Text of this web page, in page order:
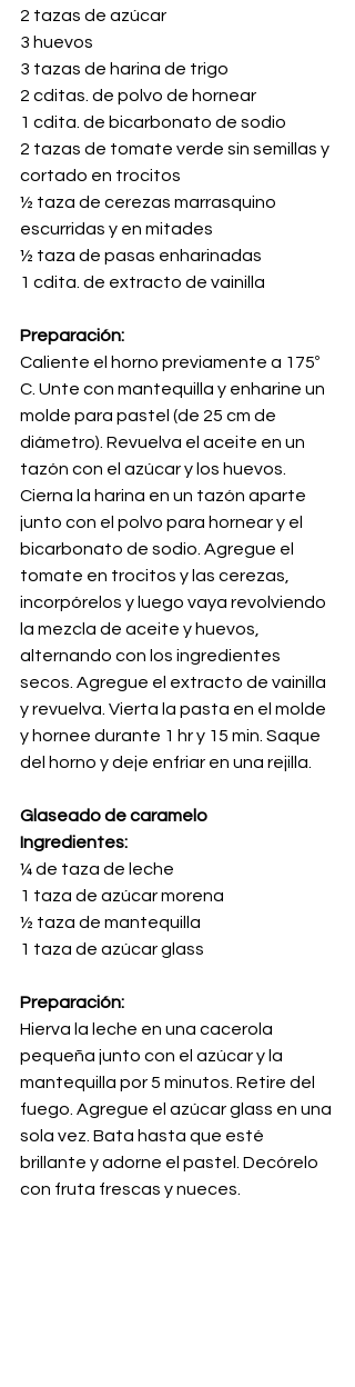
2 tazas de azúcar
3 huevos
3 tazas de harina de trigo
2 cditas. de polvo de hornear
1 cdita. de bicarbonato de sodio
2 tazas de tomate verde sin semillas y
cortado en trocitos
½ taza de cerezas marrasquino
escurridas y en mitades
½ taza de pasas enharinadas
1 cdita. de extracto de vainilla
Preparación:
Caliente el horno previamente a 175º
C. Unte con mantequilla y enharine un
molde para pastel (de 25 cm de
diámetro). Revuelva el aceite en un
tazón con el azúcar y los huevos.
Cierna la harina en un tazón aparte
junto con el polvo para hornear y el
bicarbonato de sodio. Agregue el
tomate en trocitos y las cerezas,
incorpórelos y luego vaya revolviendo
la mezcla de aceite y huevos,
alternando con los ingredientes
secos. Agregue el extracto de vainilla
y revuelva. Vierta la pasta en el molde
y hornee durante 1 hr y 15 min. Saque
del horno y deje enfriar en una rejilla.
Glaseado de caramelo
Ingredientes:
¼ de taza de leche
1 taza de azúcar morena
½ taza de mantequilla
1 taza de azúcar glass
Preparación:
Hierva la leche en una cacerola
pequeña junto con el azúcar y la
mantequilla por 5 minutos. Retire del
fuego. Agregue el azúcar glass en una
sola vez. Bata hasta que esté
brillante y adorne el pastel. Decórelo
con fruta frescas y nueces.